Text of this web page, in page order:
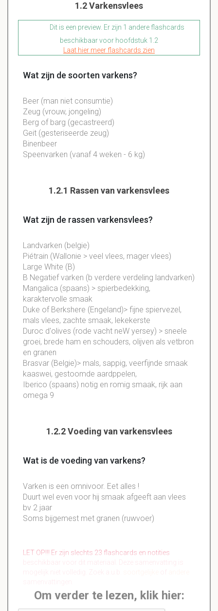
1.2 Varkensvlees
Dit is een preview. Er zijn 1 andere flashcards
beschikbaar voor hoofdstuk 1.2
Laat hier meer flashcards zien
Wat zijn de soorten varkens?
Beer (man niet consumtie)
Zeug (vrouw, jongeling)
Berg of barg (gecastreerd)
Geit (gesteriseerde zeug)
Binenbeer
Speenvarken (vanaf 4 weken - 6 kg)
1.2.1 Rassen van varkensvlees
Wat zijn de rassen varkensvlees?
Landvarken (belgie)
Piétrain (Wallonie > veel vlees, mager vlees)
Large White (B)
B Negatief varken (b verdere verdeling landvarken)
Mangalica (spaans) > spierbedekking,
karaktervolle smaak
Duke of Berkshere (Engeland)> fijne spiervezel,
mals vlees, zachte smaak, lekekerste
Duroc d'olives (rode vacht neW yersey) > sneele
groei, brede ham en schouders, olijven als vetbron
en granen
Brasvar (Belgie)> mals, sappig, veerfijnde smaak
kaaswei, gestoomde aardppelen,
Iberico (spaans) notig en romig smaak, rijk aan
omega 9
1.2.2 Voeding van varkensvlees
Wat is de voeding van varkens?
Varken is een omnivoor. Eet alles !
Duurt wel even voor hij smaak afgeeft aan vlees
bv 2 jaar
Soms bijgemest met granen (ruwvoer)
LET OP!!! Er zijn slechts 23 flashcards en notities
beschikbaar voor dit materiaal. Deze samenvatting is
Om verder te lezen, klik hier: